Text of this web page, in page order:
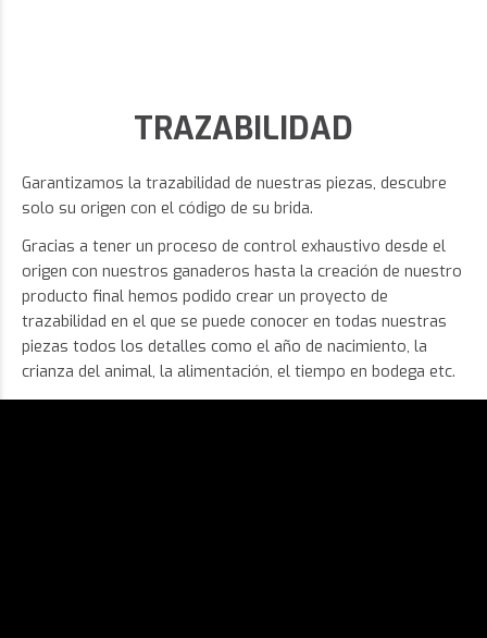
TRAZABILIDAD
Garantizamos la trazabilidad de nuestras piezas, descubre
solo su origen con el código de su brida.
Gracias a tener un proceso de control exhaustivo desde el
origen con nuestros ganaderos hasta la creación de nuestro
producto final hemos podido crear un proyecto de
trazabilidad en el que se puede conocer en todas nuestras
piezas todos los detalles como el año de nacimiento, la
crianza del animal, la alimentación, el tiempo en bodega etc.